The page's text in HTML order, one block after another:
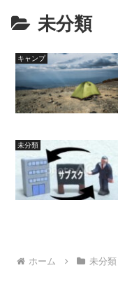
未分類
キャンプ
未分類
ホーム 未分類